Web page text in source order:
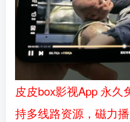
皮皮box影视App 永
持多线路资源，磁力播